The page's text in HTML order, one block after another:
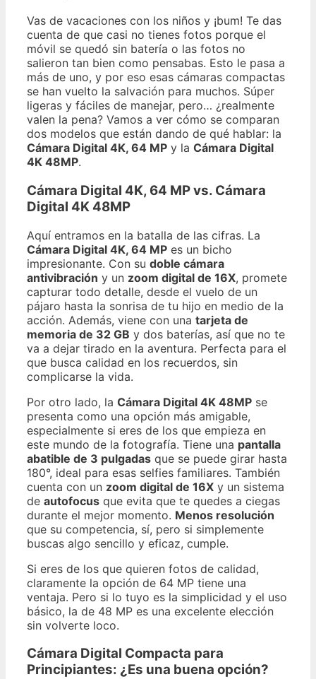
Vas de vacaciones con los niños y ¡bum! Te das
cuenta de que casi no tienes fotos porque el
móvil se quedó sin batería o las fotos no
salieron tan bien como pensabas. Esto le pasa a
más de uno, y por eso esas cámaras compactas
se han vuelto la salvación para muchos. Súper
ligeras y fáciles de manejar, pero… ¿realmente
valen la pena? Vamos a ver cómo se comparan
dos modelos que están dando de qué hablar: la
Cámara Digital 4K, 64 MP y la Cámara Digital
4K 48MP.
Cámara Digital 4K, 64 MP vs. Cámara
Digital 4K 48MP
Aquí entramos en la batalla de las cifras. La
Cámara Digital 4K, 64 MP es un bicho
impresionante. Con su doble cámara
antivibración y un zoom digital de 16X, promete
capturar todo detalle, desde el vuelo de un
pájaro hasta la sonrisa de tu hijo en medio de la
acción. Además, viene con una tarjeta de
memoria de 32 GB y dos baterías, así que no te
va a dejar tirado en la aventura. Perfecta para el
que busca calidad en los recuerdos, sin
complicarse la vida.
Por otro lado, la Cámara Digital 4K 48MP se
presenta como una opción más amigable,
especialmente si eres de los que empieza en
este mundo de la fotografía. Tiene una pantalla
abatible de 3 pulgadas que se puede girar hasta
180°, ideal para esas selfies familiares. También
cuenta con un zoom digital de 16X y un sistema
de autofocus que evita que te quedes a ciegas
durante el mejor momento. Menos resolución
que su competencia, sí, pero si simplemente
buscas algo sencillo y eficaz, cumple.
Si eres de los que quieren fotos de calidad,
claramente la opción de 64 MP tiene una
ventaja. Pero si lo tuyo es la simplicidad y el uso
básico, la de 48 MP es una excelente elección
sin volverte loco.
Cámara Digital Compacta para
Principiantes: ¿Es una buena opción?